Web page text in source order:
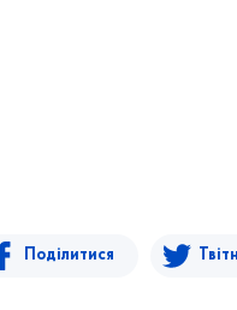
Поділитися